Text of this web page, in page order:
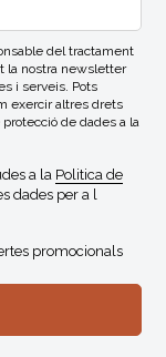
del tractament
la nostra newsletter
i serveis. Pots
exercir altres drets
de dades a la
a la Politica de
dades per a l
promocionals